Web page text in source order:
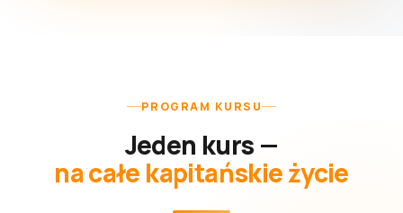
PROGRAM KURSU
Jeden kurs —
na całe kapitańskie życie